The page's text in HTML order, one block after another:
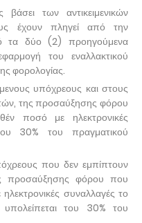
των αντικειμενικών
έχουν πληγεί από την
τα δύο (2) προηγούμενα
του εναλλακτικού
φορολογίας.
υπόχρεους και στους
της προσαύξησης φόρου
ποσό με ηλεκτρονικές
30% του πραγματικού
που δεν εμπίπτουν
προσαύξησης φόρου που
συναλλαγές το
του 30% του